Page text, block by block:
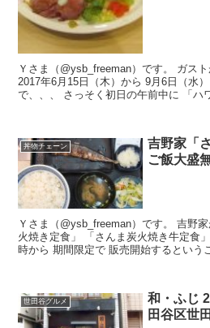
Ｙさま（@ysb_freeman）です。 ガストが 「ハワイフェア」第1弾を
2017年6月15日（木）から 9月6日（水
で、、、 さっそく初日の午前中に
丼物チェーン
吉野家「
ご飯大盛
Ｙさま（@ysb_freeman）です。 吉野家が 夕食限定商品 「さんま炭
火焼き定食」 「さんま炭火焼き牛定食
世田谷グルメ
和・ふじ
田谷区世